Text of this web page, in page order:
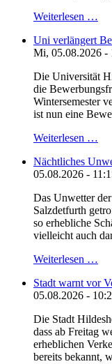
Weiterlesen …
Uni verlängert
Mi, 05.08.2026 -
Die Universität
die
Wintersemester
ist nun eine
Weiterlesen …
Nächtliches
05.08.2026 -
Das Unwetter
Salzdetfurth
so erhebliche
vielleicht auch
Weiterlesen …
Stadt warnt vor
05.08.2026 -
Die Stadt
dass ab Freitag
erheblichen
bereits bekannt,